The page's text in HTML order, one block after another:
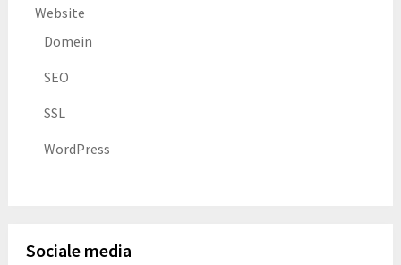
Website
Domein
SEO
SSL
WordPress
Sociale media